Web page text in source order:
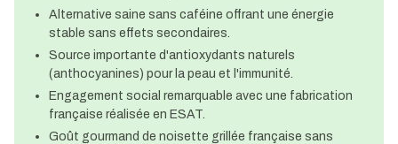
Alternative saine sans caféine offrant une énergie
stable sans effets secondaires.
Source importante d'antioxydants naturels
(anthocyanines) pour la peau et l'immunité.
Engagement social remarquable avec une fabrication
française réalisée en ESAT.
Goût gourmand de noisette grillée française sans